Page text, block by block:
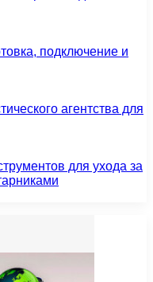
подключение и
агентства для
для ухода за